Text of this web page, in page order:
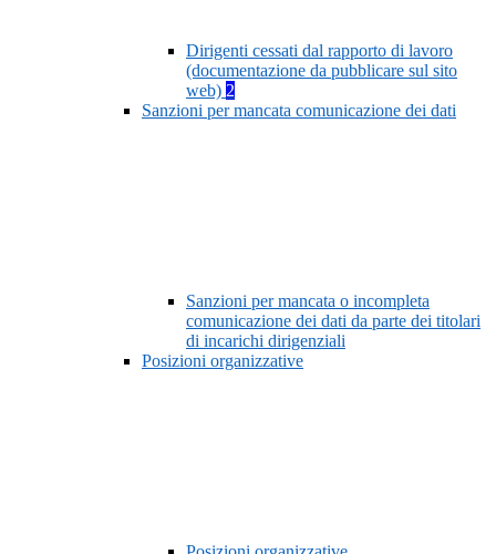
Dirigenti cessati dal rapporto di lavoro
(documentazione da pubblicare sul sito
web) 2
Sanzioni per mancata comunicazione dei dati
Sanzioni per mancata o incompleta
comunicazione dei dati da parte dei titolari
di incarichi dirigenziali
Posizioni organizzative